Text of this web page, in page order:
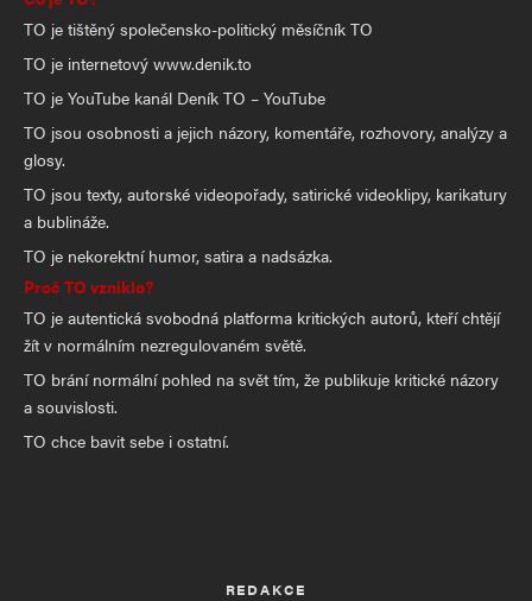
TO je tištěný společensko-politický měsíčník TO
TO je internetový www.denik.to
TO je YouTube kanál Deník TO – YouTube
TO jsou osobnosti a jejich názory, komentáře, rozhovory, analýzy a
glosy.
TO jsou texty, autorské videopořady, satirické videoklipy, karikatury
a bublináže.
TO je nekorektní humor, satira a nadsázka.
Proč TO vzniklo?
TO je autentická svobodná platforma kritických autorů, kteří chtějí
žít v normálním nezregulovaném světě.
TO brání normální pohled na svět tím, že publikuje kritické názory
a souvislosti.
TO chce bavit sebe i ostatní.
REDAKCE